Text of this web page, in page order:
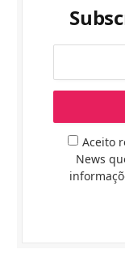
Aceito
News